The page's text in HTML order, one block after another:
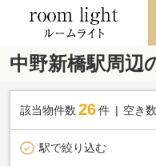
中野新橋駅周辺
該当物件数 26件 空き数
駅で絞り込む